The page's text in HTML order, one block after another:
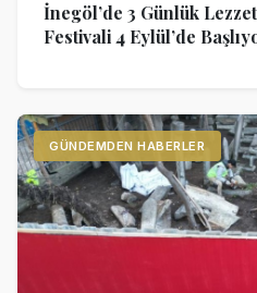
İnegöl’de 3 Günlük
Festivali 4 Eylül’de
GÜNDEMDEN HABERLER